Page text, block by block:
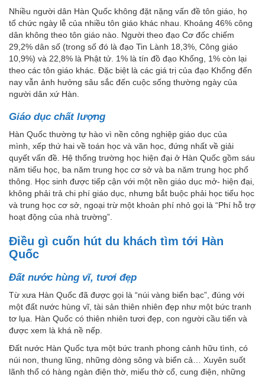
Nhiều người dân Hàn Quốc không đặt nặng vấn đề tôn giáo, họ
tổ chức ngày lễ của nhiều tôn giáo khác nhau. Khoảng 46% công
dân không theo tôn giáo nào. Người theo đạo Cơ đốc chiếm
29,2% dân số (trong số đó là đạo Tin Lành 18,3%, Công giáo
10,9%) và 22,8% là Phật tử. 1% là tín đồ đạo Khổng, 1% còn lại
theo các tôn giáo khác. Đặc biệt là các giá trị của đạo Khổng đến
nay vẫn ảnh hưởng sâu sắc đến cuộc sống thường ngày của
người dân xứ Hàn.
Giáo dục chất lượng
Hàn Quốc thường tự hào vì nền công nghiệp giáo dục của
mình, xếp thứ hai về toán học và văn học, đứng nhất về giải
quyết vấn đề. Hệ thống trường học hiện đại ở Hàn Quốc gồm sáu
năm tiểu học, ba năm trung học cơ sở và ba năm trung học phổ
thông. Học sinh được tiếp cận với một nền giáo dục mở- hiện đại,
không phải trả chi phí giáo dục, nhưng bắt buộc phải học tiểu học
và trung học cơ sở, ngoại trừ một khoản phí nhỏ gọi là “Phí hỗ trợ
hoạt động của nhà trường”.
Điều gì cuốn hút du khách tìm tới Hàn
Quốc
Đất nước hùng vĩ, tươi đẹp
Từ xưa Hàn Quốc đã được gọi là “núi vàng biển bạc”, đúng với
một đất nước hùng vĩ, tài sản thiên nhiên đẹp như một bức tranh
tơ lụa. Hàn Quốc có thiên nhiên tươi đẹp, con người cầu tiến và
được xem là khá nề nếp.
Đất nước Hàn Quốc tựa một bức tranh phong cảnh hữu tình, có
núi non, thung lũng, những dòng sông và biển cả… Xuyên suốt
lãnh thổ có hàng ngàn điện thờ, miếu thờ cổ, cung điện, những